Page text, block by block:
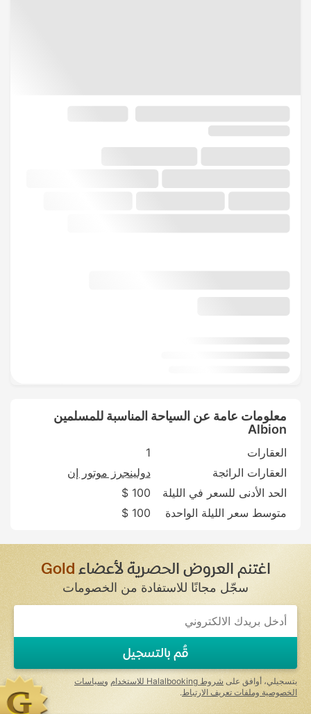
معلومات عامة عن السياحة المناسبة للمسلمين
Albion
العقارات
1
العقارات الرائجة
دولينجرز موتور إن
الحد الأدنى للسعر في الليلة
100 $
متوسط سعر الليلة الواحدة
100 $
اغتنم العروض الحصرية لأعضاءGold
سجّل مجانًا للاستفادة من الخصومات
قُم بالتسجيل
بتسجيلي، أوافق على شروط Halalbooking للاستخدام وسياسات
الخصوصية وملفات تعريف الارتباط .